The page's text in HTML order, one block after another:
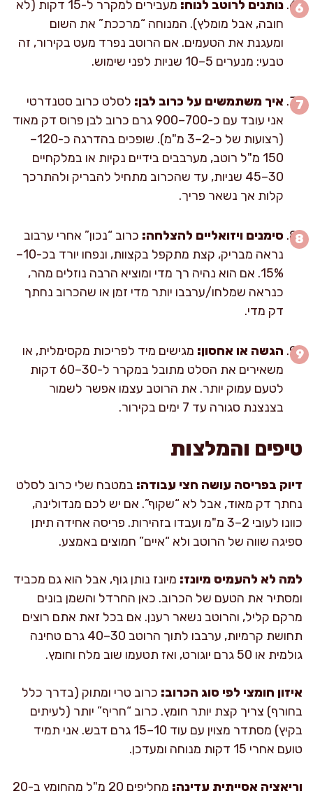
נותנים לרוטב לנוח:
מעבירים למקרר ל-15 דקות (לא
חובה, אבל מומלץ). המנוחה “מרככת” את השום
ומעגנת את הטעמים. אם הרוטב נפרד מעט בקירור, זה
טבעי: מנערים 5–10 שניות לפני שימוש.
איך משתמשים על כרוב לבן: לסלט כרוב סטנדרטי
אני עובד עם כ-700–900 גרם כרוב לבן פרוס דק מאוד
(רצועות של כ-2–3 מ"מ). שופכים בהדרגה כ-120–
150 מ"ל רוטב, מערבבים בידיים נקיות או במלקחיים
30–45 שניות, עד שהכרוב מתחיל להבריק ולהתרכך
קלות אך נשאר פריך.
סימנים ויזואליים להצלחה: כרוב “נכון” אחרי ערבוב
נראה מבריק, קצת מתקפל בקצוות, ונפחו יורד בכ-10–
15%. אם הוא נהיה רך מדי ומוציא הרבה נוזלים מהר,
כנראה שמלחו/ערבבו יותר מדי זמן או שהכרוב נחתך
דק מדי.
הגשה או אחסון: מגישים מיד לפריכות מקסימלית, או
משאירים את הסלט מתובל במקרר ל-30–60 דקות
לטעם עמוק יותר. את הרוטב עצמו אפשר לשמור
בצנצנת סגורה עד 7 ימים בקירור.
טיפים והמלצות
דיוק בפריסה עושה חצי עבודה: במטבח שלי כרוב לסלט
נחתך דק מאוד, אבל לא “שקוף”. אם יש לכם מנדולינה,
כוונו לעובי 2–3 מ"מ ועבדו בזהירות. פריסה אחידה תיתן
ספיגה שווה של הרוטב ולא “איים” חמוצים באמצע.
למה לא להעמיס מיונז: מיונז נותן גוף, אבל הוא גם מכביד
ומסתיר את הטעם של הכרוב. כאן החרדל והשמן בונים
מרקם קליל, והרוטב נשאר רענן. אם בכל זאת אתם רוצים
תחושת קרמיות, ערבבו לתוך הרוטב 30–40 גרם טחינה
גולמית או 50 גרם יוגורט, ואז תטעמו שוב מלח וחומץ.
איזון חומצי לפי סוג הכרוב: כרוב טרי ומתוק (בדרך כלל
בחורף) צריך קצת יותר חומץ. כרוב “חריף” יותר (לעיתים
בקיץ) מסתדר מצוין עם עוד 10–15 גרם דבש. אני תמיד
טועם אחרי 15 דקות מנוחה ומעדכן.
וריאציה אסייתית עדינה:
מחליפים 20 מ"ל מהחומץ ב-20